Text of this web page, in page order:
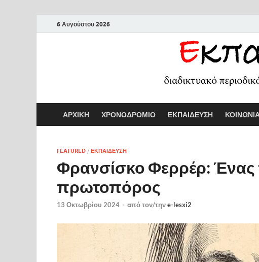
6 Αυγούστου 2026
ΑΡΧΙΚΗ ΧΡΟΝΟΔΡΟΜΙΟ ΕΚΠΑΙΔΕΥΣΗ
FEATURED / ΕΚΠΑΙΔΕΥΣΗ
Φρανσίσκο Φερρέρ:
πρωτοπόρος
13 Οκτωβρίου 2024 - από τον/τηνe-lesxi2